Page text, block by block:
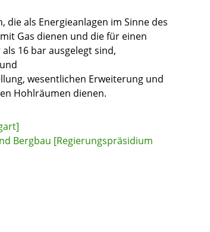
als Energieanlagen im Sinne des
Gas dienen und die für einen
16 bar ausgelegt sind,
wesentlichen Erweiterung und
Hohlräumen dienen.
Bergbau [Regierungspräsidium